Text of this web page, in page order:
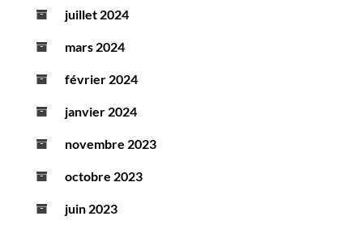
juillet 2024
mars 2024
février 2024
janvier 2024
novembre 2023
octobre 2023
juin 2023